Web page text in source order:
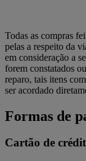
Todas as compras
pelas a respeito da
em consideração a
forem constatados
reparo, tais itens
ser acordado
Formas de
Cartão de